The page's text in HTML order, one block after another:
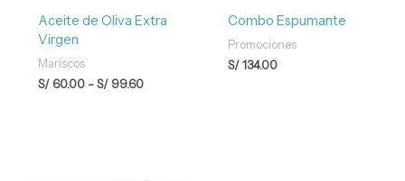
Aceite de Oliva Extra
Virgen
Mariscos
S/60.00 - S/99.60
Combo Espumante
Promociones
S/134.00